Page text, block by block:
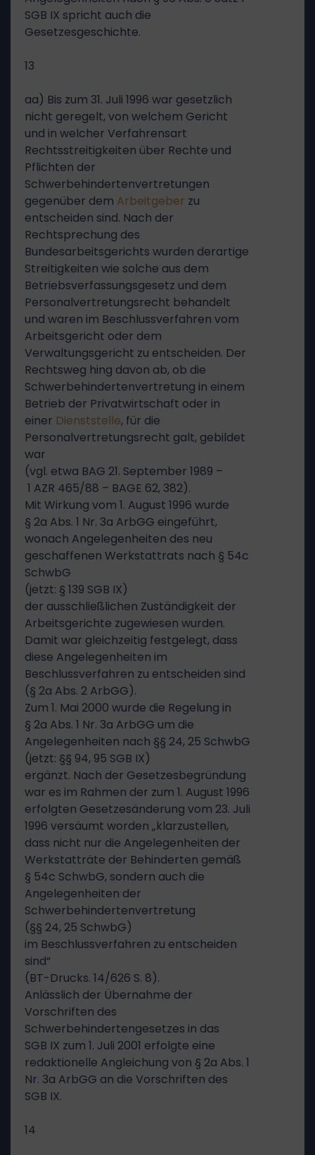
SGB IX spricht auch die
Gesetzesgeschichte.
13
aa) Bis zum 31. Juli 1996 war gesetzlich
nicht geregelt, von welchem Gericht
und in welcher Verfahrensart
Rechtsstreitigkeiten über Rechte und
Pflichten der
Schwerbehindertenvertretungen
gegenüber dem Arbeitgeber zu
entscheiden sind. Nach der
Rechtsprechung des
Bundesarbeitsgerichts wurden derartige
Streitigkeiten wie solche aus dem
Betriebsverfassungsgesetz und dem
Personalvertretungsrecht behandelt
und waren im Beschlussverfahren vom
Arbeitsgericht oder dem
Verwaltungsgericht zu entscheiden. Der
Rechtsweg hing davon ab, ob die
Schwerbehindertenvertretung in einem
Betrieb der Privatwirtschaft oder in
einer Dienststelle, für die
Personalvertretungsrecht galt, gebildet
war
(vgl. etwa BAG 21. September 1989 –
1 AZR 465/88 – BAGE 62, 382).
Mit Wirkung vom 1. August 1996 wurde
§ 2a Abs. 1 Nr. 3a ArbGG eingeführt,
wonach Angelegenheiten des neu
geschaffenen Werkstattrats nach § 54c
SchwbG
(jetzt: § 139 SGB IX)
der ausschließlichen Zuständigkeit der
Arbeitsgerichte zugewiesen wurden.
Damit war gleichzeitig festgelegt, dass
diese Angelegenheiten im
Beschlussverfahren zu entscheiden sind
(§ 2a Abs. 2 ArbGG).
Zum 1. Mai 2000 wurde die Regelung in
§ 2a Abs. 1 Nr. 3a ArbGG um die
Angelegenheiten nach §§ 24, 25 SchwbG
(jetzt: §§ 94, 95 SGB IX)
ergänzt. Nach der Gesetzesbegründung
war es im Rahmen der zum 1. August 1996
erfolgten Gesetzesänderung vom 23. Juli
1996 versäumt worden „klarzustellen,
dass nicht nur die Angelegenheiten der
Werkstatträte der Behinderten gemäß
§ 54c SchwbG, sondern auch die
Angelegenheiten der
Schwerbehindertenvertretung
(§§ 24, 25 SchwbG)
im Beschlussverfahren zu entscheiden
sind“
(BT-Drucks. 14/626 S. 8).
Anlässlich der Übernahme der
Vorschriften des
Schwerbehindertengesetzes in das
SGB IX zum 1. Juli 2001 erfolgte eine
redaktionelle Angleichung von § 2a Abs. 1
Nr. 3a ArbGG an die Vorschriften des
SGB IX.
14